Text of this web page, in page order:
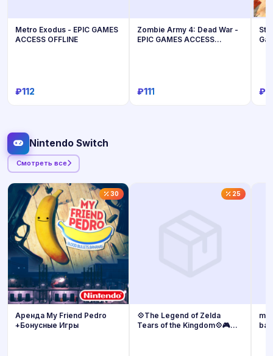
Metro Exodus - EPIC GAMES
ACCESS OFFLINE
₽112
Zombie Army 4: Dead War -
EPIC GAMES ACCESS
₽111
Nintendo Switch
Смотреть все
30
Аренда My Friend Pedro
+Бонусные Игры
25
💠The Legend of Zelda
Tears of the Kingdom💠🎮